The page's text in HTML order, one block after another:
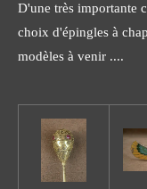
D'une très importante
choix d'épingles à
modèles à venir ....